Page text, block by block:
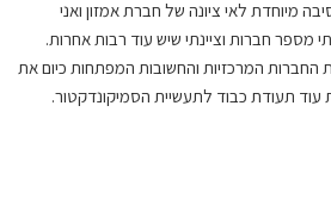
מיוחדת לאי ציונה של חברת אמזון ואני
מספר חברות וציינתי שיש עוד רבות אחרות.
החברות המרכזיות והחשובות המפתחות כיום את
תעודת כבוד לתעשיית הסמיקונדקטור.